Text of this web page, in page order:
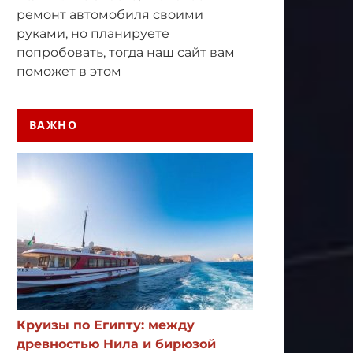
ремонт автомобиля своими
руками, но планируете
попробовать, тогда наш сайт вам
поможет в этом
ВАЖНО
Круизы по Египту: между
древностью Нила и бирюзой